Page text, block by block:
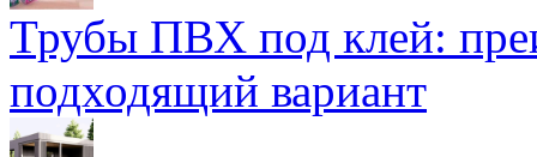
Трубы ПВХ под клей:
подходящий вариант